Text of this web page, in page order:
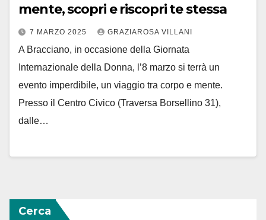
mente, scopri e riscopri te stessa
7 MARZO 2025 GRAZIAROSA VILLANI
A Bracciano, in occasione della Giornata
Internazionale della Donna, l’8 marzo si terrà un
evento imperdibile, un viaggio tra corpo e mente.
Presso il Centro Civico (Traversa Borsellino 31),
dalle…
Cerca